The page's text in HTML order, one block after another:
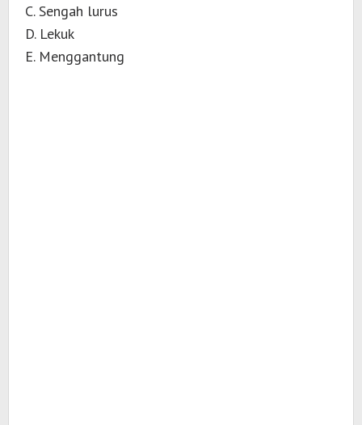
C. Sengah lurus
D. Lekuk
E. Menggantung